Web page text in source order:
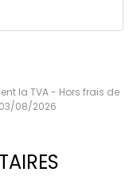
la TVA - Hors frais de
08/2026